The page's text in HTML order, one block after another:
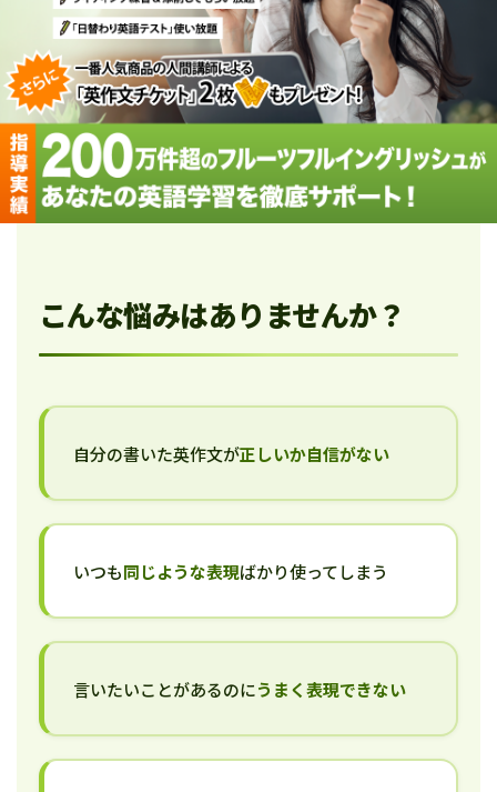
こんな悩みはありませんか？
自分の書いた英作文が正しいか自信がない
いつも同じような表現ばかり使ってしまう
言いたいことがあるのにうまく表現できない